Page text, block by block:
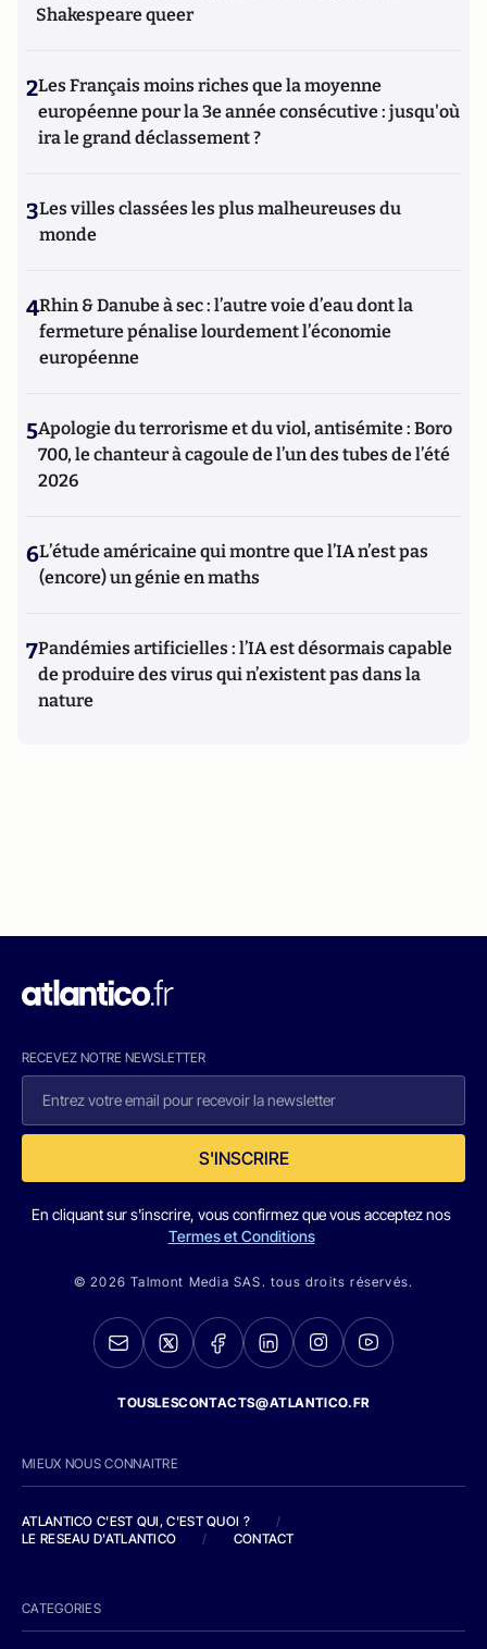
Shakespeare queer
2Les Français moins riches que la moyenne
européenne pour la 3e année consécutive : jusqu'où
ira le grand déclassement ?
3Les villes classées les plus malheureuses du
monde
4Rhin & Danube à sec : l’autre voie d’eau dont la
fermeture pénalise lourdement l’économie
européenne
5Apologie du terrorisme et du viol, antisémite : Boro
700, le chanteur à cagoule de l’un des tubes de l’été
2026
6L’étude américaine qui montre que l’IA n’est pas
(encore) un génie en maths
7Pandémies artificielles : l’IA est désormais capable
de produire des virus qui n’existent pas dans la
nature
RECEVEZ NOTRE NEWSLETTER
S'INSCRIRE
En cliquant sur s'inscrire, vous confirmez que vous acceptez nos
Termes et Conditions
© 2026 Talmont Media SAS. tous droits réservés.
TOUSLESCONTACTS@ATLANTICO.FR
MIEUX NOUS CONNAITRE
ATLANTICO C'EST QUI, C'EST QUOI ?
/
LE RESEAU D'ATLANTICO
/ CONTACT
CATEGORIES